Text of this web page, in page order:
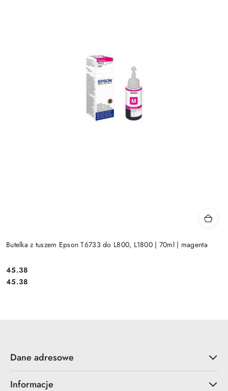
Butelka z tuszem Epson T6733 do L800, L1800 | 70ml | magenta
Cena:
45.38
Cena:
45.38
Dane adresowe
Informacje